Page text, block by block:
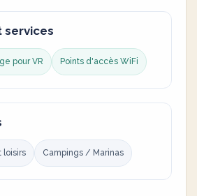
services
pour VR Points d'accès WiFi
loisirs Campings / Marinas